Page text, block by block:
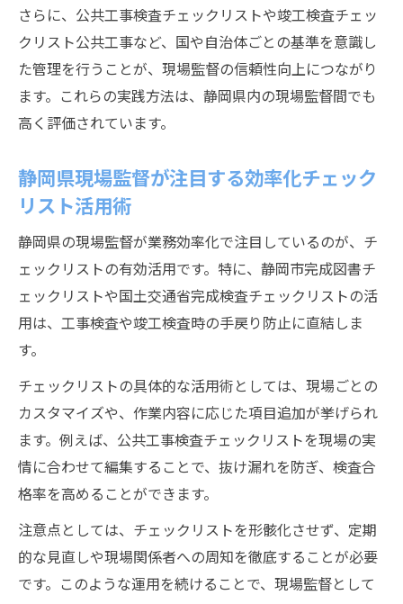
決法
静岡市の現場監督が工夫で乗り越えた課題
事例
創意工夫を活かした現場監督の問題解決術
さらに、公共工事検査チェックリストや竣工検査チェッ
クリスト公共工事など、国や自治体ごとの基準を意識し
た管理を行うことが、現場監督の信頼性向上につながり
ます。これらの実践方法は、静岡県内の現場監督間でも
高く評価されています。
静岡県現場監督が注目する効率化チェック
リスト活用術
静岡県の現場監督が業務効率化で注目しているのが、チ
ェックリストの有効活用です。特に、静岡市完成図書チ
ェックリストや国土交通省完成検査チェックリストの活
用は、工事検査や竣工検査時の手戻り防止に直結しま
す。
チェックリストの具体的な活用術としては、現場ごとの
カスタマイズや、作業内容に応じた項目追加が挙げられ
ます。例えば、公共工事検査チェックリストを現場の実
情に合わせて編集することで、抜け漏れを防ぎ、検査合
格率を高めることができます。
注意点としては、チェックリストを形骸化させず、定期
的な見直しや現場関係者への周知を徹底することが必要
です。このような運用を続けることで、現場監督として